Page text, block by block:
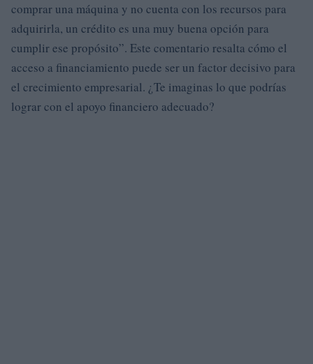
comprar una máquina y no cuenta con los recursos para
adquirirla, un crédito es una muy buena opción para
cumplir ese propósito”. Este comentario resalta cómo el
acceso a financiamiento puede ser un factor decisivo para
el crecimiento empresarial. ¿Te imaginas lo que podrías
lograr con el apoyo financiero adecuado?